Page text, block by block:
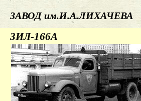
ЗАВОД
ЗИЛ-166А